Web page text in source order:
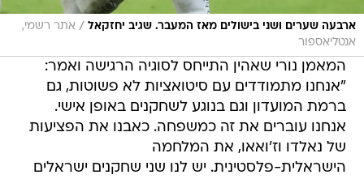
ארבעה שערים ושני בישולים מאז המעבר. שגיב יחזקאל / אתר רשמי,
אנטליאספור
המאמן נורי שאהין התייחס לסוגיה הרגישה ואמר:
"אנחנו מתמודדים עם סיטואציות לא פשוטות, גם
ברמת המועדון וגם בנוגע לשחקנים באופן אישי.
אנחנו עוברים את זה כמשפחה. כאבנו את הפציעות
של נאלדו וז'ואאו, את המלחמה
הישראלית-פלסטינית. יש לנו שני שחקנים ישראלים